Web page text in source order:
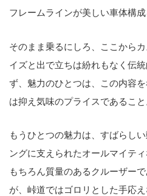
フレームラインが美しい車体構成
そのまま乗るにしろ、ここから
イズと出で立ちは紛れもなく伝
ず、魅力のひとつは、この内容
は抑え気味のプライスであること
もうひとつの魅力は、すばらし
ングに支えられたオールマイテ
もちろん質量のあるクルーザー
が、峠道ではゴロリとした手応